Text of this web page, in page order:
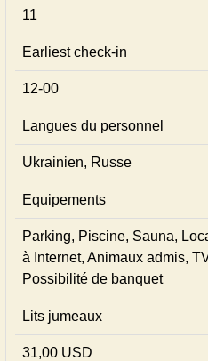
11
Earliest check-in
12-00
Langues du personnel
Ukrainien, Russe
Equipements
Parking, Piscine, Sauna,
à Internet, Animaux admis,
Possibilité de banquet
Lits jumeaux
31,00 USD